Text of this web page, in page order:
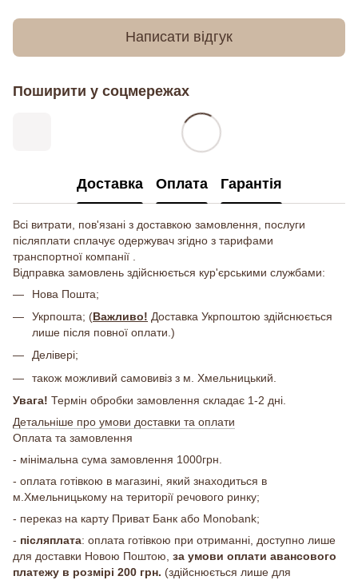
Написати відгук
Поширити у соцмережах
Доставка Оплата Гарантія
Всі витрати, пов'язані з доставкою замовлення, послуги
післяплати сплачує одержувач згідно з тарифами
транспортної компанії .
Відправка замовлень здійснюється кур'єрськими службами:
Нова Пошта;
Укрпошта; (Важливо! Доставка Укрпоштою здійснюється
лише після повної оплати.)
Делівері;
також можливий самовивіз з м. Хмельницький.
Увага! Термін обробки замовлення складає 1-2 дні.
Детальніше про умови доставки та оплати
Оплата та замовлення
- мінімальна сума замовлення 1000грн.
- оплата готівкою в магазині, який знаходиться в
м.Хмельницькому на території речового ринку;
- переказ на карту Приват Банк або Monobank;
- післяплата: оплата готівкою при отриманні, доступно лише
для доставки Новою Поштою, за умови оплати авансового
платежу в розмірі 200 грн. (здійснюється лише для